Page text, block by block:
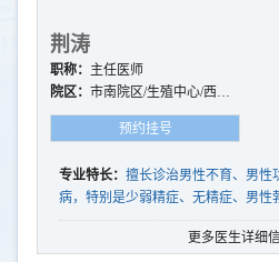
荆涛
职称： 主任医师
院区：市南院区/生殖中心/西海
岸院区/崂山院区
预约挂号
专业特长： 擅长诊治男性不育、男性
病，特别是少弱精症、无精症、男性
碍、前列腺疾病、血精精囊炎等男科
更多医生详细